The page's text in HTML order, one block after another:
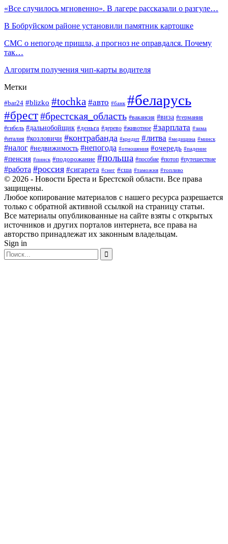
«Все случилось мгновенно». В лагере рассказали о разгуле…
В Бобруйском районе установили памятник картошке
СМС о непогоде пришла, а прогноз не оправдался. Почему
так…
Алгоритм получения чип-карты водителя
Метки
#bar24 #blizko #tochka #авто #банк #беларусь
#брест#брестская_область #вакансия #виза #германия
#гибель #дальнобойщик #деньга #дерево #животное #зарплата #зима
#италия #козловичи #контрабанда #кредит #литва #медицина #минск
#налог #недвижимость #непогода #отношения #очередь #падение
#пенсия #пинск #подорожание #польша #пособие #потоп #путешествие
#работа #россия #сигарета #снег #сша #таможня #топливо
© 2026 - Новости Бреста и Брестской области. Все права
защищены.
Любое копирование материалов с нашего ресурса разрешается
только с обратной активной ссылкой на страницу статьи.
Все материалы опубликованные на сайте взяты с открытых
источников и других порталов интернета, все права на
авторство принадлежат их законным владельцам.
Sign in